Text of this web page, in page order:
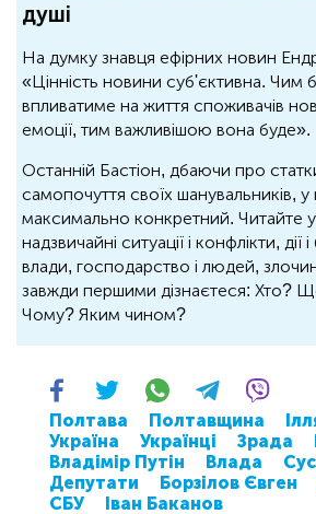
душі
На думку знавця ефірних новин
«Цінність новини суб'єктивна. Чим
впливатиме на життя споживачів
емоції, тим важливішою вона буде».
Останній Бастіон, дбаючи про
самопочуття своїх шанувальників, у
максимально конкретний. Читайте
надзвичайні ситуації і конфлікти, дії
влади, господарство і людей,
завжди першими дізнаєтеся: Хто?
Чому? Яким чином?
Полтава Полтавщина
Україна
Українці Зрада
Владімір Путін
Влада
Депутати
Борзілов Євген
СБУ
Іван Баканов